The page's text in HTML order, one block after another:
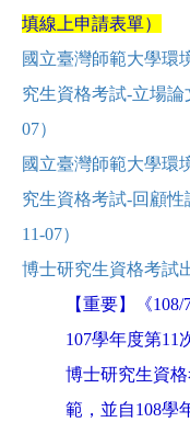
填線上申請表單）
國立臺灣師範大學環
究生資格考試-立場論
07）
國立臺灣師範大學環
究生資格考試-回顧性
11-07）
博士研究生資格考試
【重要】《108/
107學年度第11
博士研究生資
範，並自108學